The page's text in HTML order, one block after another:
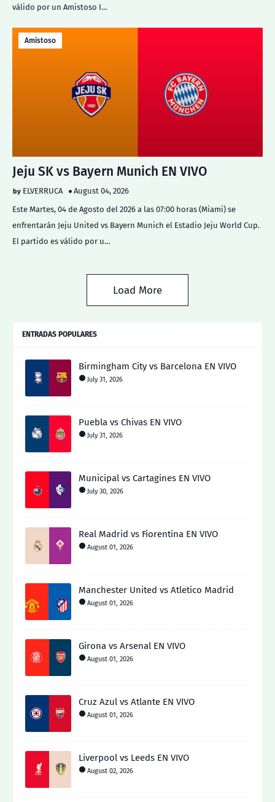
válido por un Amistoso I…
Amistoso
Jeju SK vs Bayern Munich EN VIVO
ELVERRUCA
August 04, 2026
Este Martes, 04 de Agosto del 2026 a las 07:00 horas (Miami) se
enfrentarán Jeju United vs Bayern Munich el Estadio Jeju World Cup.
El partido es válido por u…
Load More
ENTRADAS POPULARES
Birmingham City vs Barcelona EN VIVO
July 31, 2026
Puebla vs Chivas EN VIVO
July 31, 2026
Municipal vs Cartagines EN VIVO
July 30, 2026
Real Madrid vs Fiorentina EN VIVO
August 01, 2026
Manchester United vs Atletico Madrid
August 01, 2026
Girona vs Arsenal EN VIVO
August 01, 2026
Cruz Azul vs Atlante EN VIVO
August 01, 2026
Liverpool vs Leeds EN VIVO
August 02, 2026